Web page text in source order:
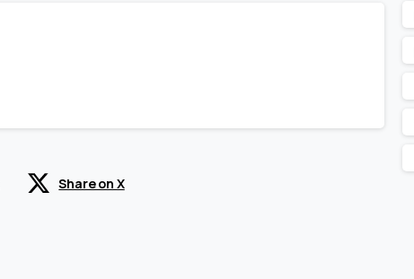
Share on X